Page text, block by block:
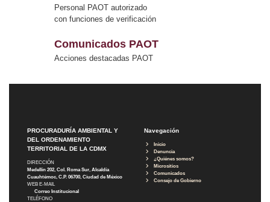
Personal PAOT autorizado
con funciones de verificación
Comunicados PAOT
Acciones destacadas PAOT
PROCURADURÍA AMBIENTAL Y
DEL ORDENAMIENTO
TERRITORIAL DE LA CDMX
DIRECCIÓN
Medellín 202, Col. Roma Sur, Alcaldía
Cuauhtémoc, C.P. 06700, Ciudad de México
WEB E-MAIL
Correo Institucional
TELÉFONO
Navegación
Inicio
Denuncia
¿Quiénes somos?
Micrositios
Comunicados
Consejo de Gobierno